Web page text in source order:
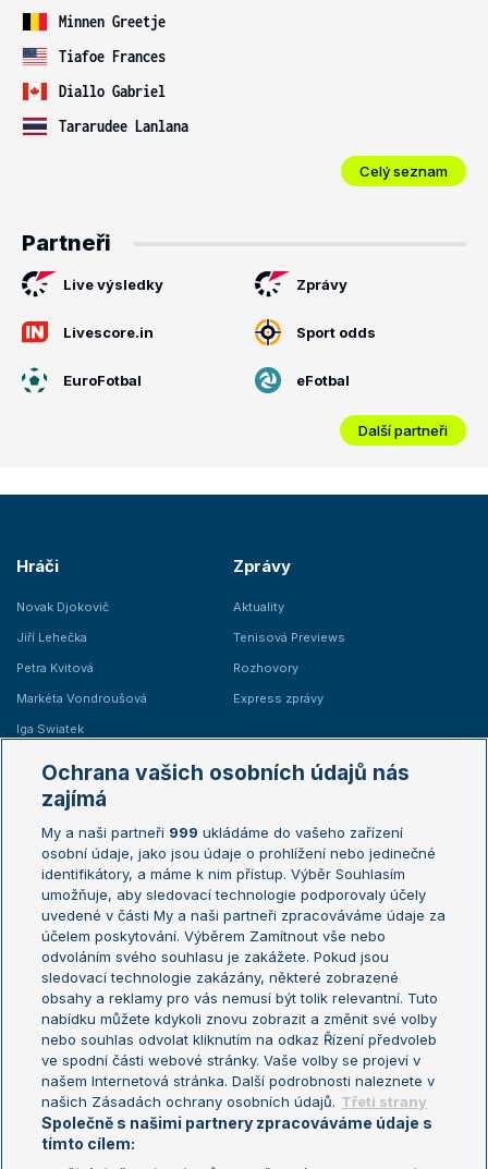
Minnen Greetje
Tiafoe Frances
Diallo Gabriel
Tararudee Lanlana
Celý seznam
Partneři
Live výsledky Zprávy
Livescore.in Sport odds
EuroFotbal eFotbal
Další partneři
Hráči
Novak Djokovič
Jiří Lehečka
Petra Kvitová
Markéta Vondroušová
Iga Swiatek
Zprávy
Aktuality
Tenisová Previews
Rozhovory
Express zprávy
Žebříčky
Žebříček ATP (muži)
Žebříček WTA (ženy)
Sázkařský žebříček
Australian Open
French Open
Wimbledon
US Open
Turnaj mistrů
Turnaj mistryň
Aktualní trendy
Fotbalové přestupy
Livesport Daily
LS Prague Open
Ochrana vašich osobních údajů nás
zajímá
My a naši partneři 999 ukládáme do vašeho zařízení
osobní údaje, jako jsou údaje o prohlížení nebo jedinečné
identifikátory, a máme k nim přístup. Výběr Souhlasím
umožňuje, aby sledovací technologie podporovaly účely
uvedené v části My a naši partneři zpracováváme údaje za
účelem poskytování. Výběrem Zamítnout vše nebo
odvoláním svého souhlasu je zakážete. Pokud jsou
sledovací technologie zakázány, některé zobrazené
obsahy a reklamy pro vás nemusí být tolik relevantní. Tuto
nabídku můžete kdykoli znovu zobrazit a změnit své volby
nebo souhlas odvolat kliknutím na odkaz Řízení předvoleb
ve spodní části webové stránky. Vaše volby se projeví v
našem Internetová stránka. Další podrobnosti naleznete v
našich Zásadách ochrany osobních údajů. Třetí strany
Společně s našimi partnery zpracováváme údaje s
tímto cílem: